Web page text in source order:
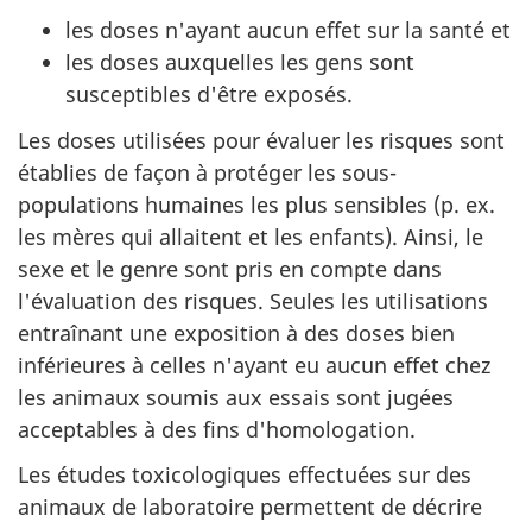
les doses n'ayant aucun effet sur la santé et
les doses auxquelles les gens sont
susceptibles d'être exposés.
Les doses utilisées pour évaluer les risques sont
établies de façon à protéger les sous-
populations humaines les plus sensibles (p. ex.
les mères qui allaitent et les enfants). Ainsi, le
sexe et le genre sont pris en compte dans
l'évaluation des risques. Seules les utilisations
entraînant une exposition à des doses bien
inférieures à celles n'ayant eu aucun effet chez
les animaux soumis aux essais sont jugées
acceptables à des fins d'homologation.
Les études toxicologiques effectuées sur des
animaux de laboratoire permettent de décrire